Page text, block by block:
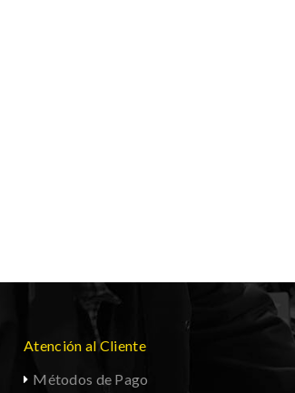
Atención al Cliente
Métodos de Pago